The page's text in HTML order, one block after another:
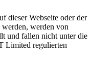
dieser Webseite oder der
werden von
und fallen nicht unter die
Limited regulierten